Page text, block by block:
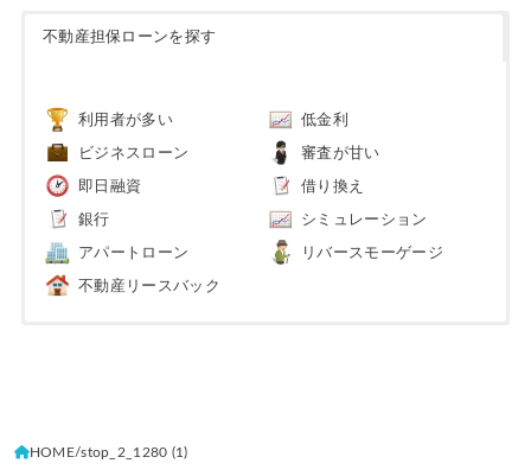
不動産担保ローンを探す
利用者が多い 低金利
ビジネスローン 審査が甘い
即日融資 借り換え
銀行 シミュレーション
アパートローン リバースモーゲージ
不動産リースバック
HOME stop_2_1280 (1)